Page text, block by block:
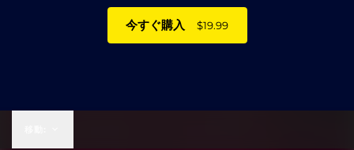
今すぐ購入 $19.99